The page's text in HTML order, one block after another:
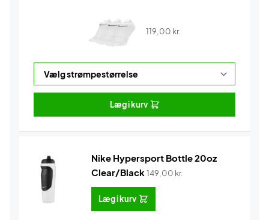
119,00 kr.
Læg i kurv
Nike Hypersport Bottle 20oz
Clear/Black149,00 kr.
Læg i kurv